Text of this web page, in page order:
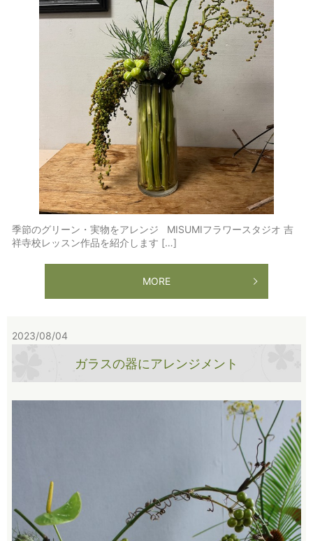
季節のグリーン・実物をアレンジ MISUMIフラワースタジオ 吉
祥寺校レッスン作品を紹介します […]
MORE
2023/08/04
ガラスの器にアレンジメント